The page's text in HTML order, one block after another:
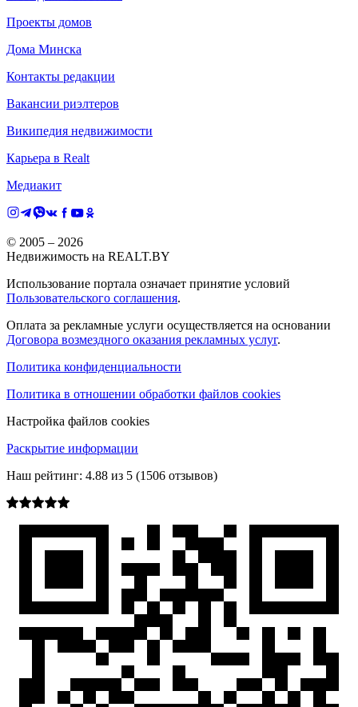
Проекты домов
Дома Минска
Контакты редакции
Вакансии риэлтеров
Википедия недвижимости
Карьера в Realt
Медиакит
© 2005 – 2026
Недвижимость на REALT.BY
Использование портала означает принятие условий
Пользовательского соглашения.
Оплата за рекламные услуги осуществляется на основании
Договора возмездного оказания рекламных услуг.
Политика конфиденциальности
Политика в отношении обработки файлов cookies
Настройка файлов cookies
Раскрытие информации
Наш рейтинг: 4.88 из 5 (1506 отзывов)